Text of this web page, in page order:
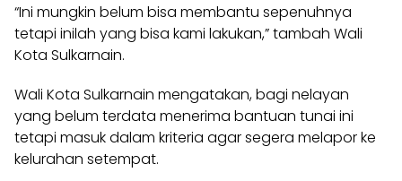
“Ini mungkin belum bisa membantu sepenuhnya
tetapi inilah yang bisa kami lakukan,” tambah Wali
Kota Sulkarnain.
Wali Kota Sulkarnain mengatakan, bagi nelayan
yang belum terdata menerima bantuan tunai ini
tetapi masuk dalam kriteria agar segera melapor ke
kelurahan setempat.